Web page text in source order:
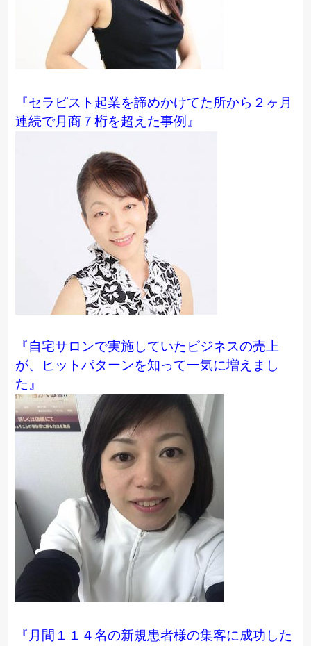
『セラピスト起業を諦めかけてた所から２ヶ月
連続で月商７桁を超えた事例』
『自宅サロンで実施していたビジネスの売上
が、ヒットパターンを知って一気に増えまし
た』
『月間１１４名の新規患者様の集客に成功した